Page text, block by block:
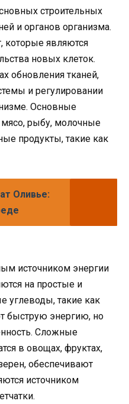
строительных
и органов организма.
которые являются
новых клеток.
обновления тканей,
и регулировании
Основные
рыбу, молочные
продукты, такие как
Оливье:
источником энергии
на простые и
углеводы, такие как
быструю энергию, но
Сложные
в овощах, фруктах,
обеспечивают
источником